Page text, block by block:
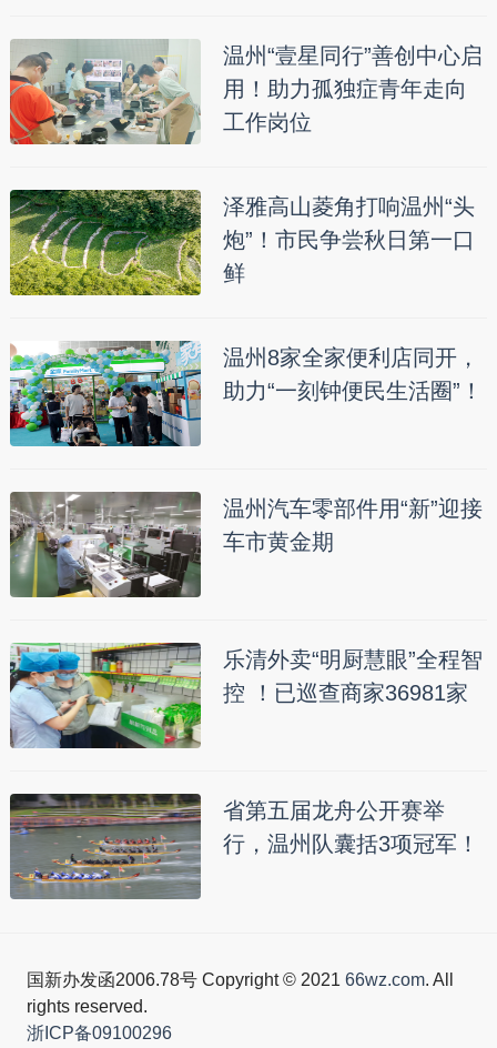
温州“壹星同行”善创中心启
用！助力孤独症青年走向
工作岗位
泽雅高山菱角打响温州“头
炮”！市民争尝秋日第一口
鲜
温州8家全家便利店同开，
助力“一刻钟便民生活圈”！
温州汽车零部件用“新”迎接
车市黄金期
乐清外卖“明厨慧眼”全程智
控 ！已巡查商家36981家
省第五届龙舟公开赛举
行，温州队囊括3项冠军！
国新办发函2006.78号 Copyright © 2021 66wz.com. All
rights reserved.
浙ICP备09100296